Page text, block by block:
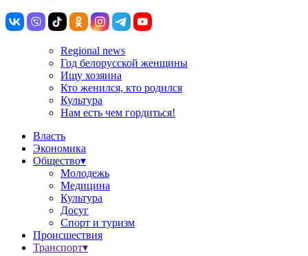
Regional news
Год белорусской женщины
Ищу хозяина
Кто женился, кто родился
Культура
Нам есть чем гордиться!
Власть
Экономика
Общество▾
Молодежь
Медицина
Культура
Досуг
Спорт и туризм
Происшествия
Транспорт▾